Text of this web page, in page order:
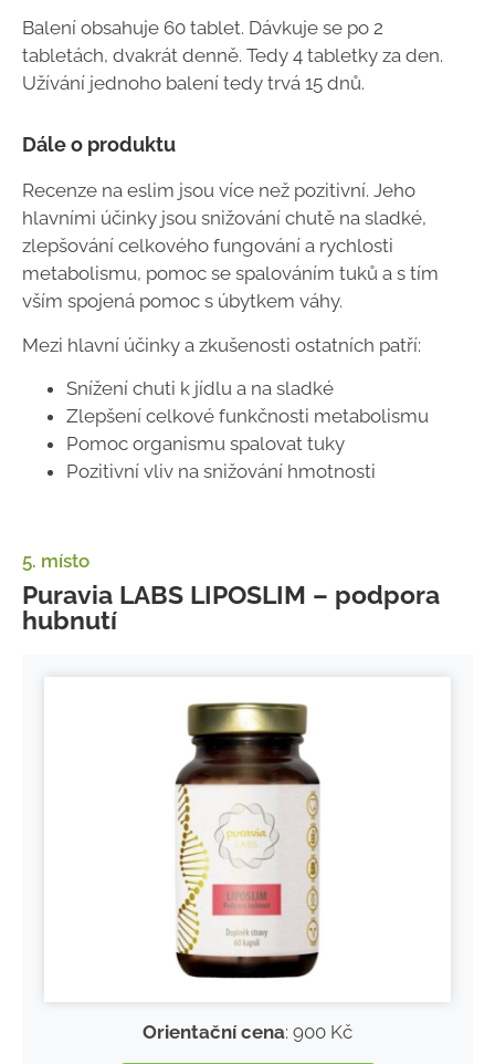
Balení obsahuje 60 tablet. Dávkuje se po 2
tabletách, dvakrát denně. Tedy 4 tabletky za den.
Užívání jednoho balení tedy trvá 15 dnů.
Dále o produktu
Recenze na eslim jsou více než pozitivní. Jeho
hlavními účinky jsou snižování chutě na sladké,
zlepšování celkového fungování a rychlosti
metabolismu, pomoc se spalováním tuků a s tím
vším spojená pomoc s úbytkem váhy.
Mezi hlavní účinky a zkušenosti ostatních patří:
Snížení chuti k jídlu a na sladké
Zlepšení celkové funkčnosti metabolismu
Pomoc organismu spalovat tuky
Pozitivní vliv na snižování hmotnosti
5. místo
Puravia LABS LIPOSLIM – podpora
hubnutí
Orientační cena: 900 Kč